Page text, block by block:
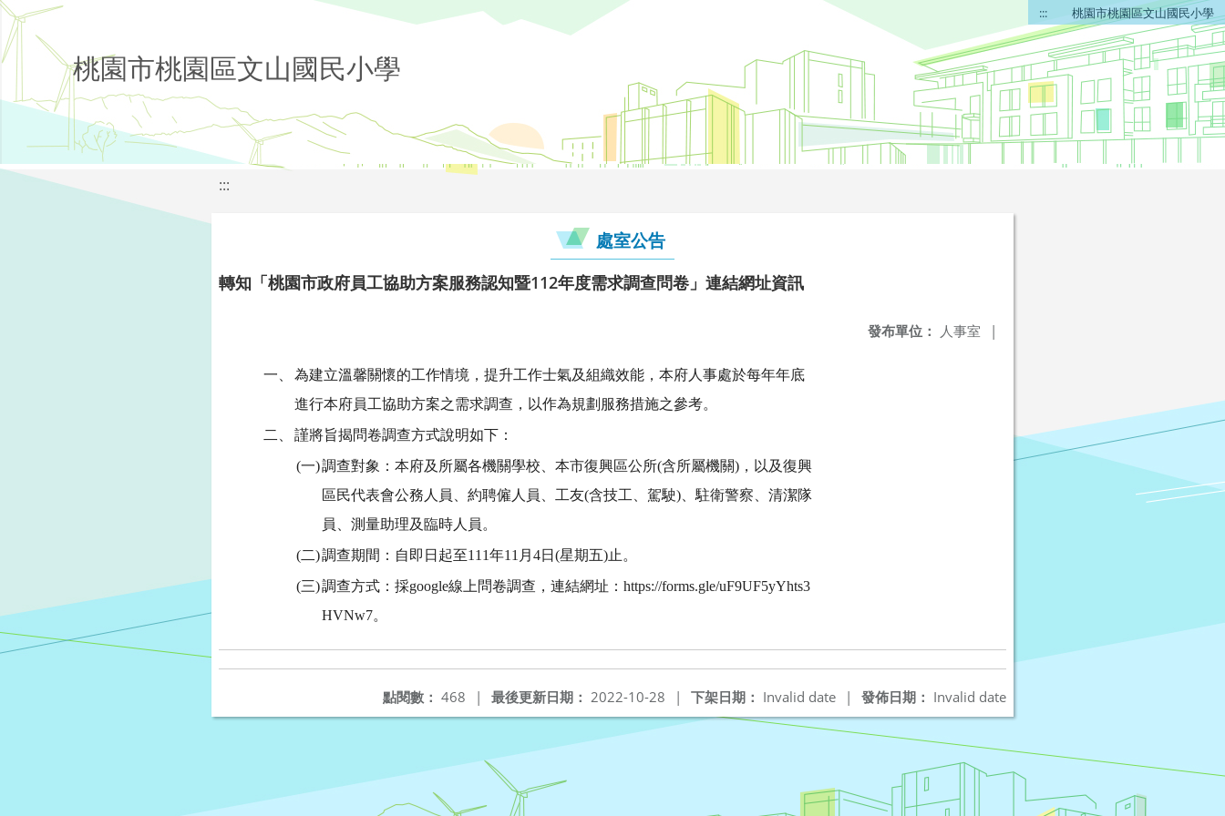
::: 桃園市桃園區文山國民小學
桃園市桃園區文山國民小學
:::
處室公告
轉知「桃園市政府員工協助方案服務認知暨112年度需求調查問卷」連結網址資訊
發布單位： 人事室 |
一、
為建立溫馨關懷的工作情境，提升工作士氣及組織效能，本府人事處於每年年底
進行本府員工協助方案之需求調查，以作為規劃服務措施之參考。
二、
謹將旨揭問卷調查方式說明如下：
(一)調查對象：本府及所屬各機關學校、本市復興區公所(含所屬機關)，以及復興
區民代表會公務人員、約聘僱人員、工友(含技工、駕駛)、駐衛警察、清潔隊
員、測量助理及臨時人員。
(二)調查期間：自即日起至111年11月4日(星期五)止。
(三)調查方式：採google線上問卷調查，連結網址：https://forms.gle/uF9UF5yYhts3
HVNw7。
發佈日期： Invalid date
下架日期： Invalid date |
最後更新日期： 2022-10-28 |
點閱數： 468 |